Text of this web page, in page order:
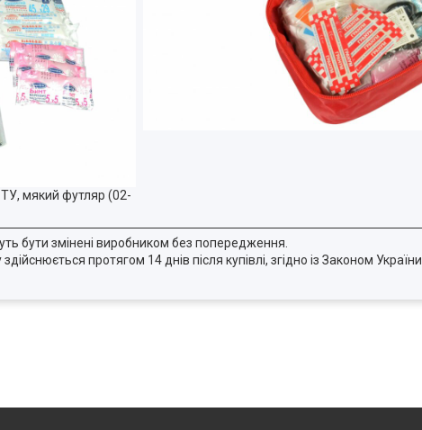
бути змінені виробником без попередження.
протягом 14 днів після купівлі, згідно із Законом України